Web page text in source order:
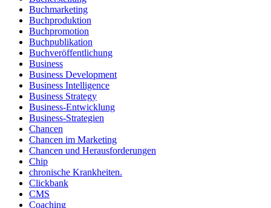
Buchmarketing
Buchproduktion
Buchpromotion
Buchpublikation
Buchveröffentlichung
Business
Business Development
Business Intelligence
Business Strategy
Business-Entwicklung
Business-Strategien
Chancen
Chancen im Marketing
Chancen und Herausforderungen
Chip
chronische Krankheiten.
Clickbank
CMS
Coaching